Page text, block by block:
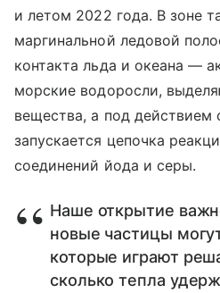
и летом 2022 года. В зоне
маргинальной ледовой
контакта льда и океана —
морские водоросли,
вещества, а под действием
запускается цепочка
соединений йода и серы.
Наше открытие
новые частицы
которые играют
сколько тепла